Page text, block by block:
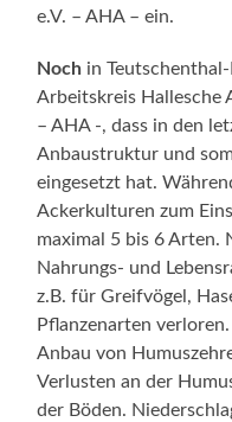
e.V. – AHA – ein.
Noch in
Arbeitskreis Hallesche
– AHA -, dass in den
Anbaustruktur und
eingesetzt hat.
Ackerkulturen zum
maximal 5 bis 6 Arten.
Nahrungs- und
z.B. für Greifvögel,
Pflanzenarten
Anbau von
Verlusten an der
der Böden.